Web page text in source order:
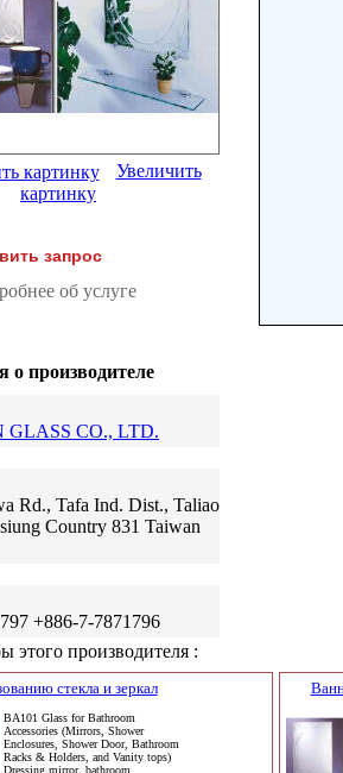
Увеличить
картинку
запрос
об услуге
производителе
CO., LTD.
Rd., Tafa Ind. Dist., Taliao
Country 831 Taiwan
+886-7-7871796
этого производителя :
стекла и зеркал
BA101 Glass for Bathroom
Accessories (Mirrors, Shower
Enclosures, Shower Door, Bathroom
Racks & Holders, and Vanity tops)
Dressing mirror, bathroom